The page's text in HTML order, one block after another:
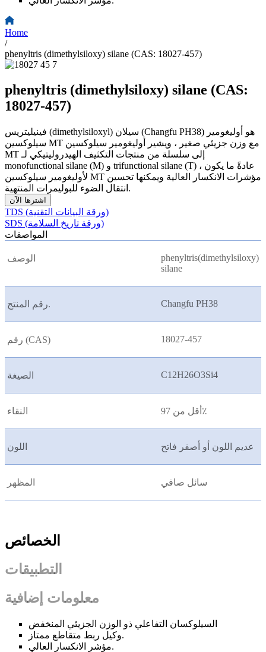
Home
/
phenyltris (dimethylsiloxy) silane (CAS: 18027-457)
phenyltris (dimethylsiloxy) silane (CAS:
18027-457)
فينيليتريس (dimethylsiloxyl) سيلان (Changfu PH38) هو أوليغومير
سيلوكسين MT مع وزن جزيئي صغير ، ويشير أوليغومير سيلوكسين
MT إلى سلسلة من منتجات التكثيف الهيدروليتيكي لـ
monofunctional silane (M) و trifunctional silane (T) ، عادةً ما يكون
لأوليغومير سيلوكسين MT مؤشرات الانكسار العالية ويمكنها تحسين
انتقال الضوء للبوليمرات المنتهية.
اشترها الآن
TDS (ورقة البيانات التقنية)
SDS (ورقة تاريخ السلامة)
المواصفات
الوصف
phenyltris(dimethylsiloxy)
silane
رقم المنتج. Changfu PH38
رقم (CAS) 18027-457
الصيغة C12H26O3Si4
النقاء أقل من 97٪
اللون عديم اللون أو أصفر فاتح
المظهر سائل صافي
الخصائص
التطبيقات
معلومات إضافية
السيلوكسان التفاعلي ذو الوزن الجزيئي المنخفض
وكيل ربط متقاطع ممتاز.
مؤشر الانكسار العالي.